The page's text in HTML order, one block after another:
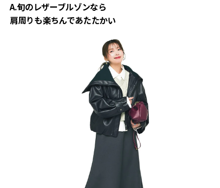
A.旬のレザーブルゾンなら
肩周りも楽ちんであたたかい